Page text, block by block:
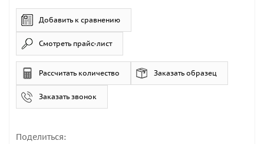
Смотреть прайс-лист
Добавить к сравнению
Рассчитать количество Заказать образец
Заказать звонок
Поделиться: